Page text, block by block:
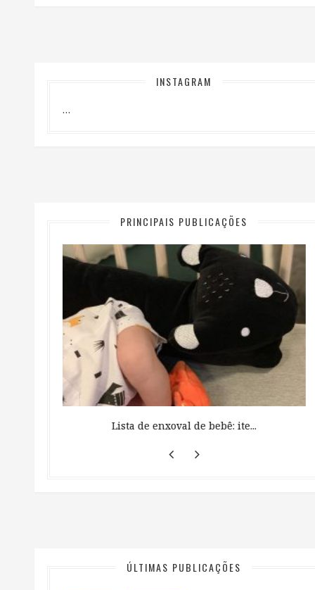
INSTAGRAM
…
PRINCIPAIS PUBLICAÇÕES
Lista de enxoval de bebê: ite...
ÚLTIMAS PUBLICAÇÕES